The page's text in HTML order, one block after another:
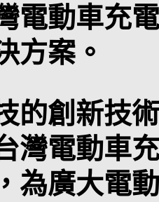
電動車充
方案。
的創新技
灣電動車
為廣大電